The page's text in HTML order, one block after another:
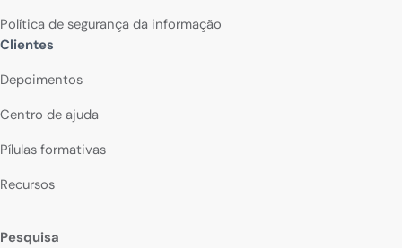
Política de segurança da informação
Clientes
Depoimentos
Centro de ajuda
Pílulas formativas
Recursos
Pesquisa